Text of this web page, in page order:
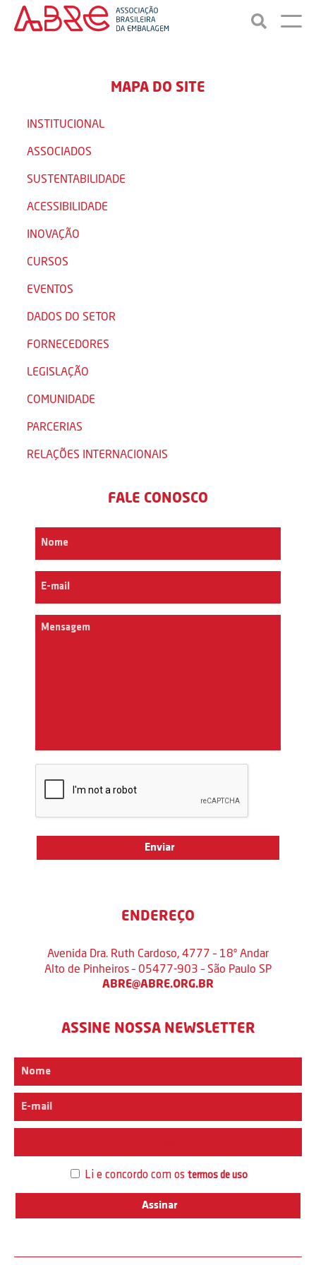
MAPA DO SITE
INSTITUCIONAL
ASSOCIADOS
SUSTENTABILIDADE
ACESSIBILIDADE
INOVAÇÃO
CURSOS
EVENTOS
DADOS DO SETOR
FORNECEDORES
LEGISLAÇÃO
COMUNIDADE
PARCERIAS
RELAÇÕES INTERNACIONAIS
FALE CONOSCO
ENDEREÇO
Avenida Dra. Ruth Cardoso, 4777 – 18º Andar
Alto de Pinheiros – 05477-903 – São Paulo SP
ABRE@ABRE.ORG.BR
ASSINE NOSSA NEWSLETTER
Li e concordo com os termos de uso